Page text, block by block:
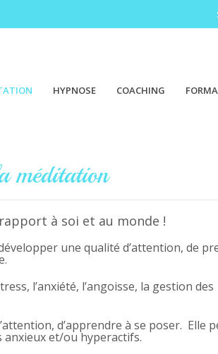
HYPNOSE COACHING
méditation
à soi et au monde !
une qualité d’attention, de
l’anxiété, l’angoisse, la gestion des
d’apprendre à se poser. Elle
et/ou hyperactifs.